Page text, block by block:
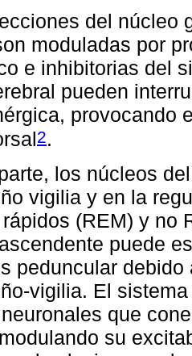
del núcleo
moduladas por
e inhibitorias del
pueden
provocando
2.
los núcleos
vigilia y en la
(REM) y no
puede
peduncular
vigilia. El
que
su